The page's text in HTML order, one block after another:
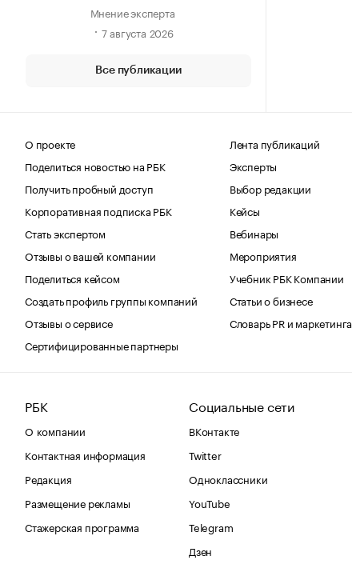
Мнение эксперта
7 августа 2026
Все публикации
О проекте
Поделиться новостью на РБК
Получить пробный доступ
Корпоративная подписка РБК
Стать экспертом
Отзывы о вашей компании
Поделиться кейсом
Создать профиль группы компаний
Отзывы о сервисе
Сертифицированные партнеры
Лента публикаций
Эксперты
Выбор редакции
Кейсы
Вебинары
Мероприятия
Учебник РБК Компании
Статьи о бизнесе
Словарь PR и маркетинга
РБК
О компании
Контактная информация
Редакция
Размещение рекламы
Стажерская программа
Социальные сети
ВКонтакте
Twitter
Одноклассники
YouTube
Telegram
Дзен